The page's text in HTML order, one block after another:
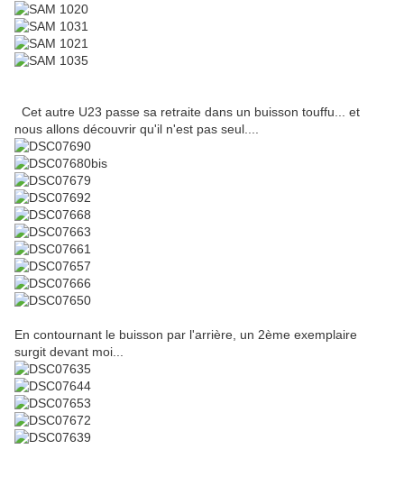
Cet autre U23 passe sa retraite dans un buisson touffu... et
nous allons découvrir qu'il n'est pas seul....
En contournant le buisson par l'arrière, un 2ème exemplaire
surgit devant moi...